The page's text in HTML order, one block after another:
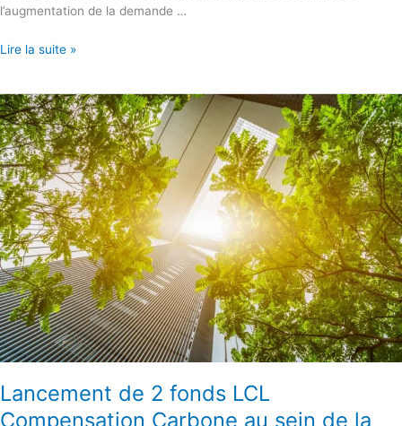
l’augmentation de la demande …
Lire la suite »
Lancement de 2 fonds LCL
Compensation Carbone au sein de la
Lancement
de
2
fonds
LCL
Compensation
Carbone
au
sein
de
la
Gamme
Impact
Climat